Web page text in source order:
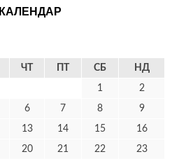
КАЛЕНДАР
ЧТ СБ НД
1 2
6 7 8 9
13 14 15 16
20 21 22 23